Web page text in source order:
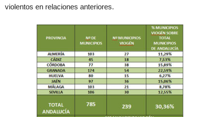
violentos en relaciones anteriores.